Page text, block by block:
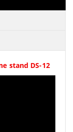
stand DS-12